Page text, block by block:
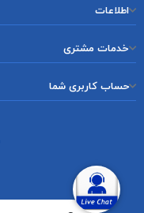
اطلاعات
خدمات مشتری
حساب کاربری شما